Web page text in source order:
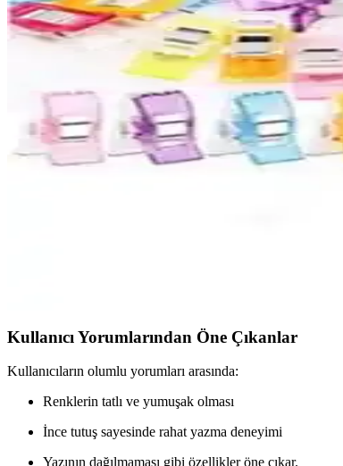
avantajları anlatılıyor.
Palmiye Hobi Sanat ve Tabdiko Sayılarla
İki popüler sayılarla boyama setinin detaylı
Umix Telli Plastik Dosya Mavi 50'li Set Ofis
Umix markasının 50'li mavi telli plastik dosyası,
Kullanıcı Yorumlarından Öne Çıkanlar
Kullanıcıların olumlu yorumları arasında:
Renklerin tatlı ve yumuşak olması
İnce tutuş sayesinde rahat yazma deneyimi
Yazının dağılmaması gibi özellikler öne çıkar.